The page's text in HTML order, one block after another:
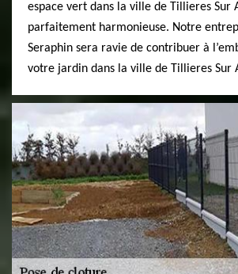
espace vert dans la ville de Tillieres Sur
parfaitement harmonieuse. Notre
Seraphin sera ravie de contribuer à
votre jardin dans la ville de Tillieres Sur